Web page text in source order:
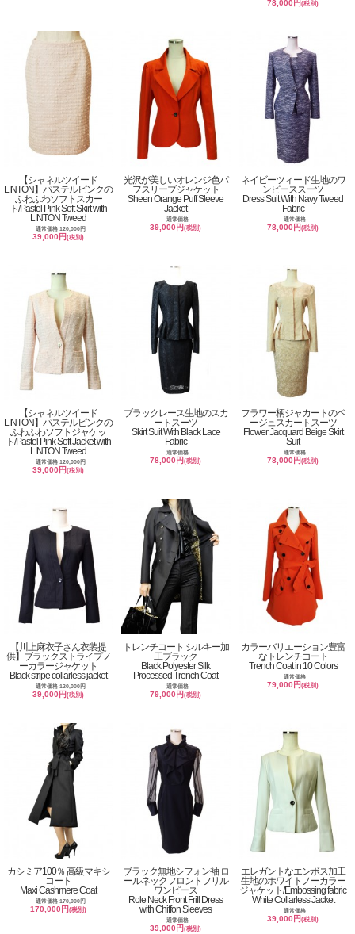
78,000円(税別)
【シャネルツイード
LINTON】パステルピンクの
ふわふわソフトスカー
ト/Pastel Pink Soft Skirt with
LINTON Tweed
通常価格 120,000円
39,000円(税別)
光沢が美しいオレンジ色パ
フスリーブジャケット
Sheen Orange Puff Sleeve
Jacket
通常価格
39,000円(税別)
ネイビーツィード生地のワ
ンピーススーツ
Dress Suit With Navy Tweed
Fabric
通常価格
78,000円(税別)
【シャネルツイード
LINTON】パステルピンクの
ふわふわソフトジャケッ
ト/Pastel Pink Soft Jacket with
LINTON Tweed
通常価格 120,000円
39,000円(税別)
ブラックレース生地のスカ
ートスーツ
Skirt Suit With Black Lace
Fabric
通常価格
78,000円(税別)
フラワー柄ジャカートのベ
ージュスカートスーツ
Flower Jacquard Beige Skirt
Suit
通常価格
78,000円(税別)
【川上麻衣子さん衣装提
供】ブラックストライプノ
ーカラージャケット
Black stripe collarless jacket
通常価格 120,000円
39,000円(税別)
トレンチコート シルキー加
工ブラック
Black Polyester Silk
Processed Trench Coat
通常価格
79,000円(税別)
カラーバリエーション豊富
なトレンチコート
Trench Coat in 10 Colors
通常価格
79,000円(税別)
カシミア100％ 高級マキシ
コート
Maxi Cashmere Coat
通常価格 170,000円
170,000円(税別)
ブラック無地シフォン袖 ロ
ールネックフロントフリル
ワンピース
Role Neck Front Frill Dress
with Chiffon Sleeves
通常価格
39,000円(税別)
エレガントなエンボス加工
生地のホワイトノーカラー
ジャケット/Embossing fabric
White Collarless Jacket
通常価格
39,000円(税別)